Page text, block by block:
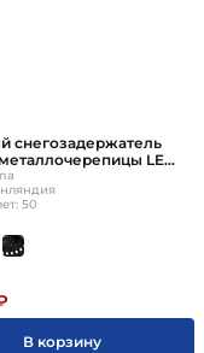
снегозадержатель
LE
50
В корзину